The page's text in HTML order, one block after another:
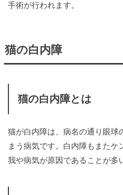
手術が行われます。
猫の白内障
猫の白内障とは
猫が白内障は、病名の通り眼球
まう病気です。白内障もまたケ
我や病気が原因であることが多